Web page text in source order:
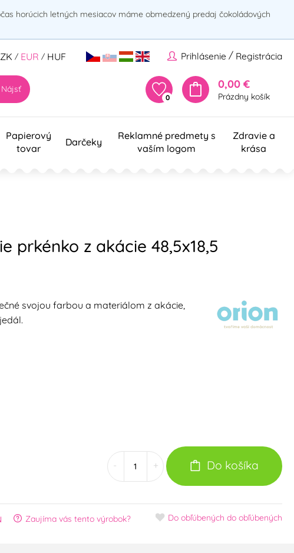
horúcich letných mesiacov máme obmedzený predaj čokoládových
Prihlásenie / Registrácia
/ EUR / HUF
Nájsť
0
0,00 €
Prázdny košík
Papierový
tovar
Darčeky
Reklamné predmety s
vaším logom
Zdravie a
krása
prkénko z akácie 48,5x18,5
svojou farbou a materiálom z akácie,
+ Do košíka
Zaujíma vás tento výrobok? Do obľúbených do obľúbených